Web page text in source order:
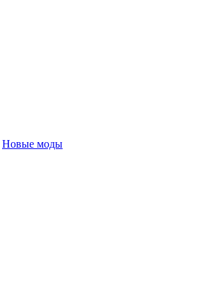
Новые моды